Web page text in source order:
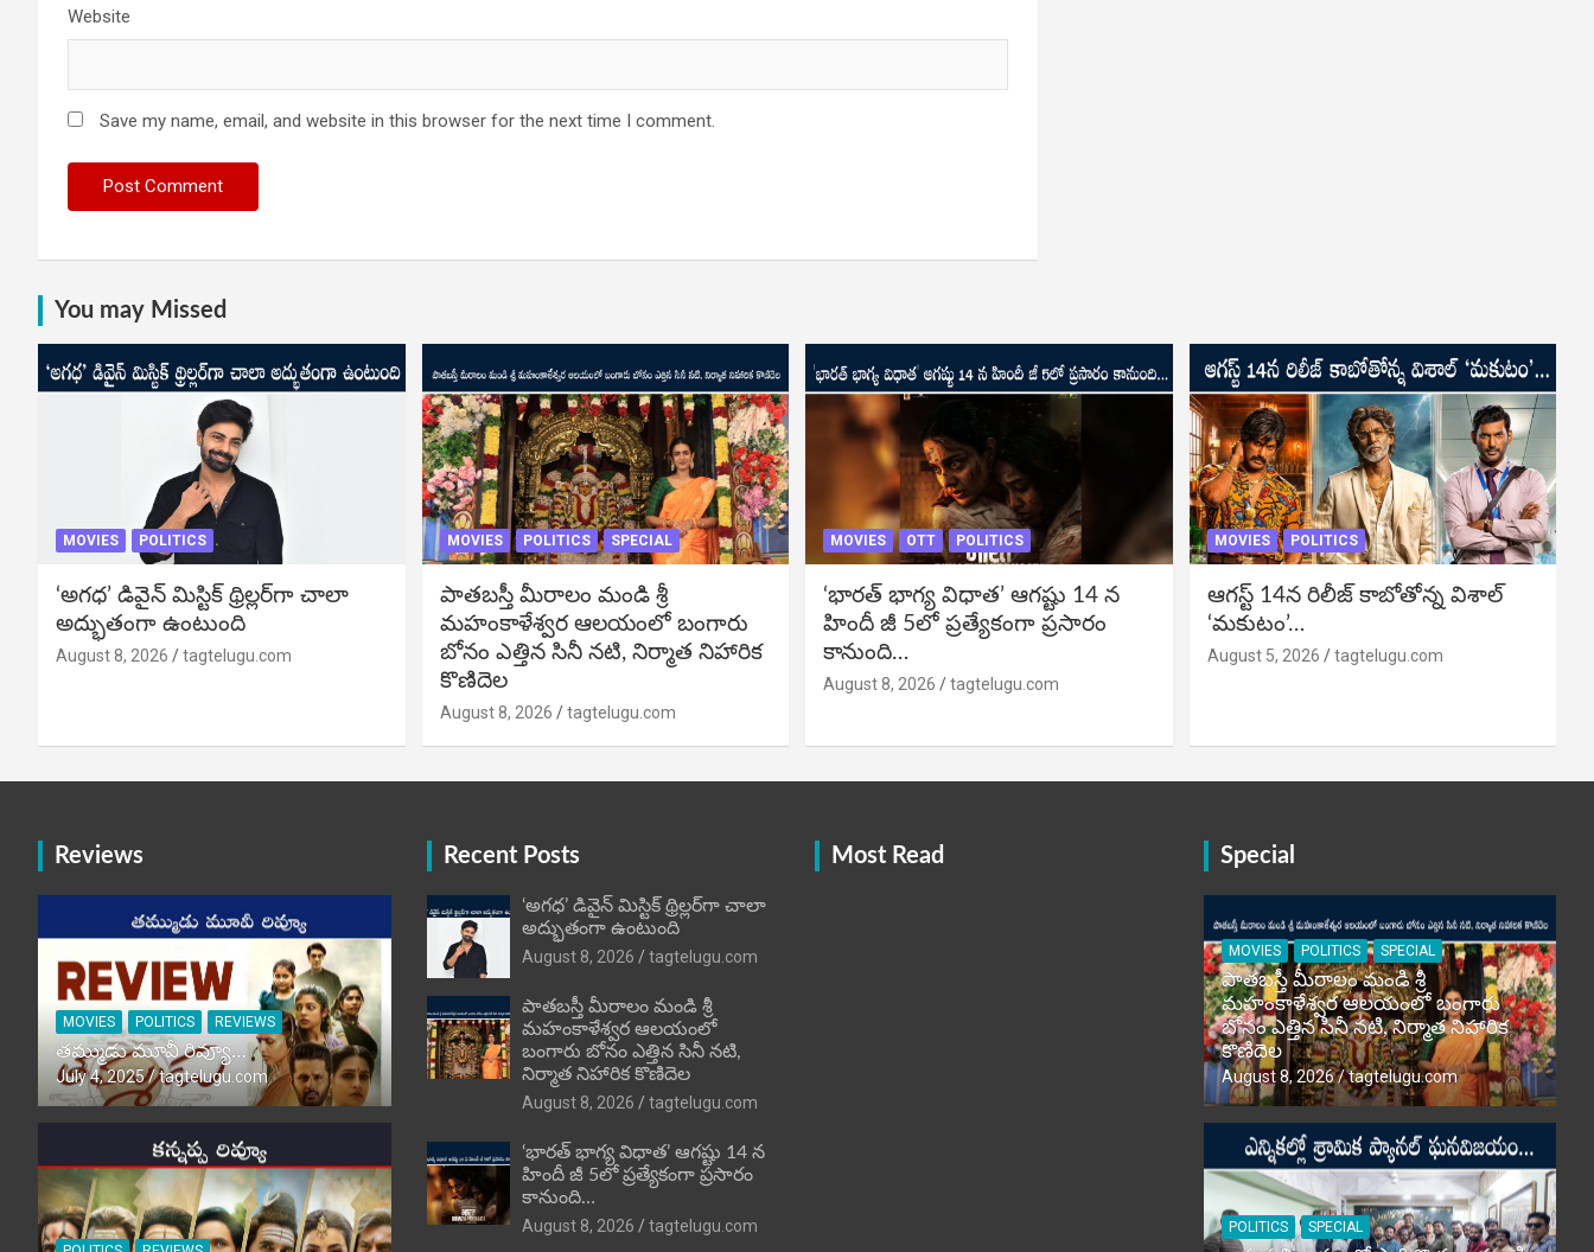
Website
Save my name, email, and website in this browser for the next time I comment.
You may Missed
MOVIES POLITICS
‘అగధ’ డివైన్ మిస్టిక్ థ్రిల్లర్‌గా చాలా
అద్భుతంగా ఉంటుంది
August 8, 2026 tagtelugu.com
MOVIES POLITICS SPECIAL
పాతబస్తీ మీరాలం మండి శ్రీ
మహంకాళేశ్వర ఆలయంలో బంగారు
బోనం ఎత్తిన సినీ నటి, నిర్మాత నిహారిక
కొణిదెల
August 8, 2026 tagtelugu.com
MOVIES OTT POLITICS
‘భారత్ భాగ్య విధాత’ ఆగష్టు 14 న
హిందీ జీ 5లో ప్రత్యేకంగా ప్రసారం
కానుంది…
August 8, 2026 tagtelugu.com
MOVIES POLITICS
ఆగస్ట్ 14న రిలీజ్ కాబోతోన్న విశాల్
‘మకుటం’…
August 5, 2026 tagtelugu.com
Reviews
MOVIES POLITICS REVIEWS
తమ్ముడు మూవీ రివ్యూ…
July 4, 2025 tagtelugu.com
Recent Posts
‘అగధ’ డివైన్ మిస్టిక్ థ్రిల్లర్‌గా చాలా
అద్భుతంగా ఉంటుంది
August 8, 2026
tagtelugu.com
పాతబస్తీ మీరాలం మండి శ్రీ
మహంకాళేశ్వర ఆలయంలో
బంగారు బోనం ఎత్తిన సినీ నటి,
నిర్మాత నిహారిక కొణిదెల
August 8, 2026
tagtelugu.com
‘భారత్ భాగ్య విధాత’ ఆగష్టు 14 న
హిందీ జీ 5లో ప్రత్యేకంగా ప్రసారం
కానుంది…
August 8, 2026
tagtelugu.com
Most Read Special
MOVIES POLITICS SPECIAL
పాతబస్తీ మీరాలం మండి శ్రీ
మహంకాళేశ్వర ఆలయంలో బంగారు
బోనం ఎత్తిన సినీ నటి, నిర్మాత నిహారిక
కొణిదెల
August 8, 2026 tagtelugu.com
POLITICS SPECIAL